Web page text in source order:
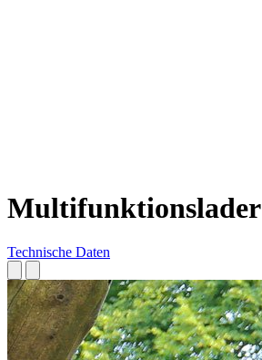
Multifunktionslader
Technische Daten